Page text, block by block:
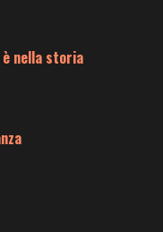
è nella storia